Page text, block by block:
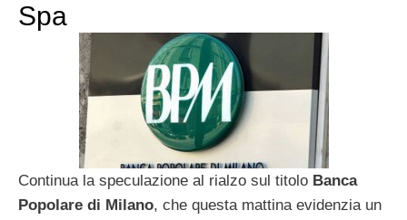
Spa
Continua la speculazione al rialzo sul titolo Banca
Popolare di Milano, che questa mattina evidenzia un